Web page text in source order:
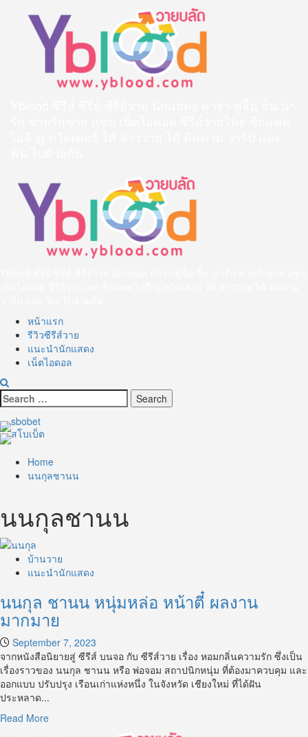
Menu
หน้าแรก
รีวิวซีรีส์วาย
แนะนำนักแสดง
เน็ตไอดอล
Search
for:
Home
นนกุลชานน
นนกุลชานน
บ้านวาย
แนะนำนักแสดง
นนกุล ชานน หนุ่มหล่อ หน้าตี๋ ผลงาน
มากมาย
September 7, 2023
จากหนังสือนิยายสู่ ซีรีส์ บนจอ กับ ซีรีส์วาย เรื่อง หอมกลิ่นความรัก ซึ่งเป็น
เรื่องราวของ นนกุล ชานน หรือ พ่อจอม สถาปนิกหนุ่ม ที่ต้องมาควบคุม และ
ออกแบบ ปรับปรุง เรือนเก่าแห่งหนึ่ง ในจังหวัด เชียงใหม่ ที่ได้ฝัน
ประหลาด...
Read MoreRead